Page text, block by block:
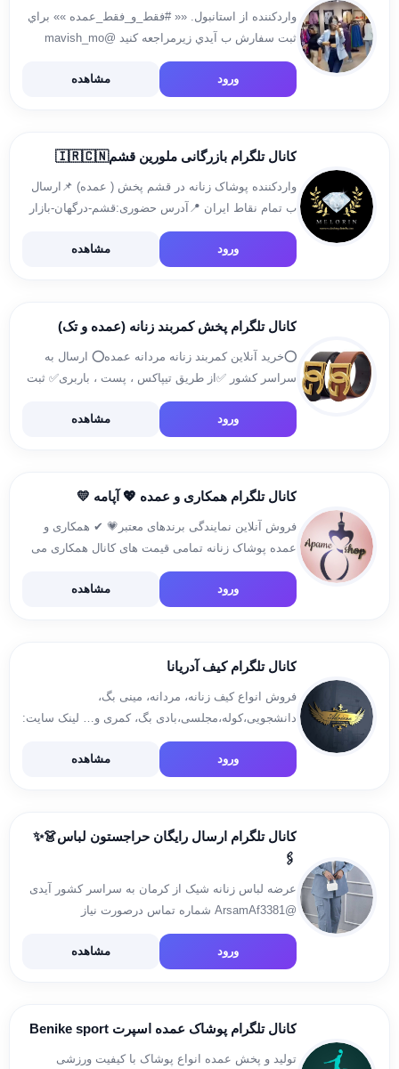
واردکننده از استانبول. «« #فقط_و_فقط_عمده »» براي
ثبت سفارش ب آيدي زيرمراجعه كنيد @mavish_mo
https://t.me/msulduzi آزربایجانغربی؛نَقَده:بازارچه
کالاهای مرزی شماره 18 * عمده ماویش* ش ت
ورود مشاهده
کانال تلگرام بازرگانی ملورین قشم🇮🇷🇨🇳
واردکننده پوشاک زنانه در قشم پخش ( عمده) 📌ارسال
ب تمام نقاط ایران 📍آدرس حضوری:قشم-درگهان-بازار
🇨🇳 ارتباط با ما👇👇👇👇👇 📲09118060207 📲
ورود مشاهده
کانال تلگرام پخش کمربند زنانه (عمده و تک)
⭕خرید آنلاین کمربند زنانه مردانه عمده⭕ ارسال به
سراسر کشور ✅از طریق تیپاکس ، پست ، باربری✅ ثبت
سفارش @mezon_ana_gallery
ورود
مشاهده
کانال تلگرام همکاری و‌ عمده 💖 آپامه 💛
فروش آنلاین نمایندگی برندهای معتبر💗 ✔ همکاری و
عمده پوشاک زنانه تمامی قیمت های کانال همکاری می
باشد✔✅ بدون پرداخت سفارش ثبت نمیشود❌ ثبت
سفارش👈 @Mona_113M کانال ارسالی ها👈
ورود مشاهده
کانال تلگرام کیف آدریانا
فروش انواع کیف زنانه، مردانه، مینی بگ،
دانشجویی،کوله،مجلسی،بادی بگ، کمری و… لینک سایت:
اینستاگرام:adrianabag2023 @adrianaadmin :ارتباط با
ورود مشاهده
کانال تلگرام ارسال رایگان حراجستون لباس👗✨
🖇
عرضه لباس زنانه شیک از کرمان به سراسر کشور آیدی
@ArsamAf3381 شماره تماس درصورت نیاز
09370289484 کانال کد رهگیری
https://t.me/koodsaatgalereeshaesta کانال حراجی
ورود مشاهده
کانال تلگرام پوشاک عمده اسپرت Benike sport
تولید و پخش عمده انواع پوشاک با کیفیت ورزشی